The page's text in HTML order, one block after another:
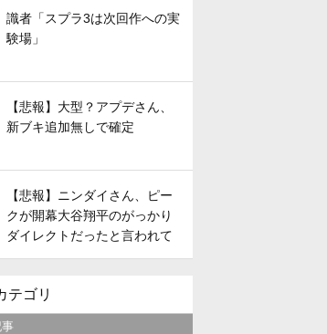
識者「スプラ3は次回作への実
験場」
【悲報】大型？アプデさん、
新ブキ追加無しで確定
【悲報】ニンダイさん、ピー
クが開幕大谷翔平のがっかり
ダイレクトだったと言われて
しまう
テゴリ